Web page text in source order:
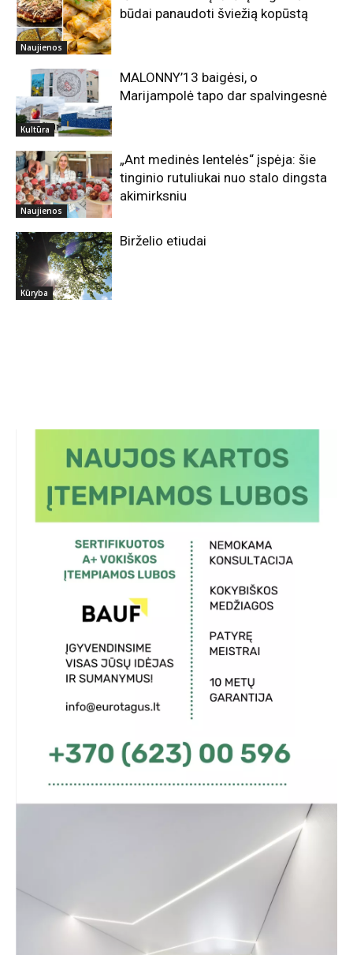
Naujienos
būdai panaudoti šviežią kopūstą
Kultūra
MALONNY’13 baigėsi, o
Marijampolė tapo dar spalvingesnė
Naujienos
„Ant medinės lentelės“ įspėja: šie
tinginio rutuliukai nuo stalo dingsta
akimirksniu
Kūryba
Birželio etiudai